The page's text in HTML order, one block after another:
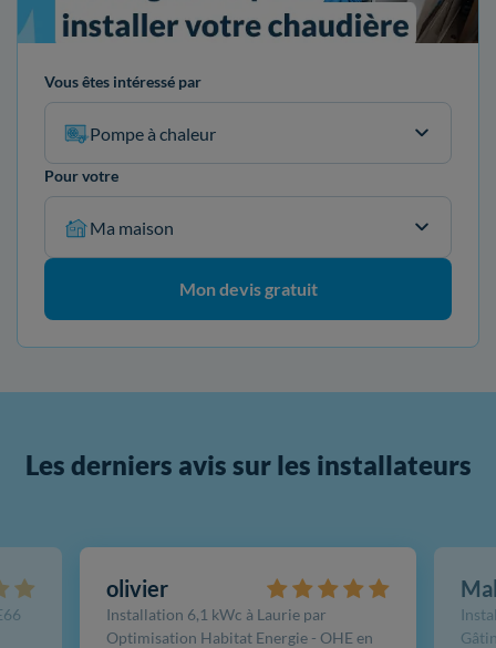
Vous êtes intéressé par
Pompe à chaleur
Pour votre
Ma maison
Mon devis gratuit
Les derniers avis sur les installateurs
olivier
Installation 6,1 kWc à Laurie par
Optimisation Habitat Energie - OHE en